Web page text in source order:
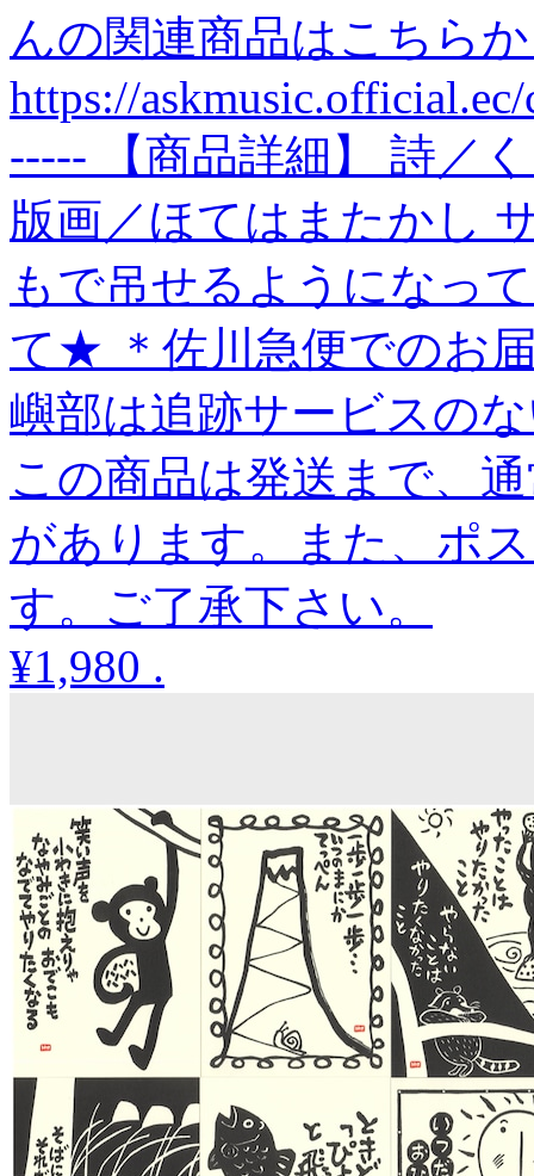
んの関連商品はこちら
https://
----- 【商品詳細】 詩／
版画／ほてはまたかし
もで吊せるようになっ
て★ ＊佐川急便でのお
嶼部は追跡サービスの
この商品は発送まで、
があります。また、ポ
す。ご了承下さい。
¥1,980 .